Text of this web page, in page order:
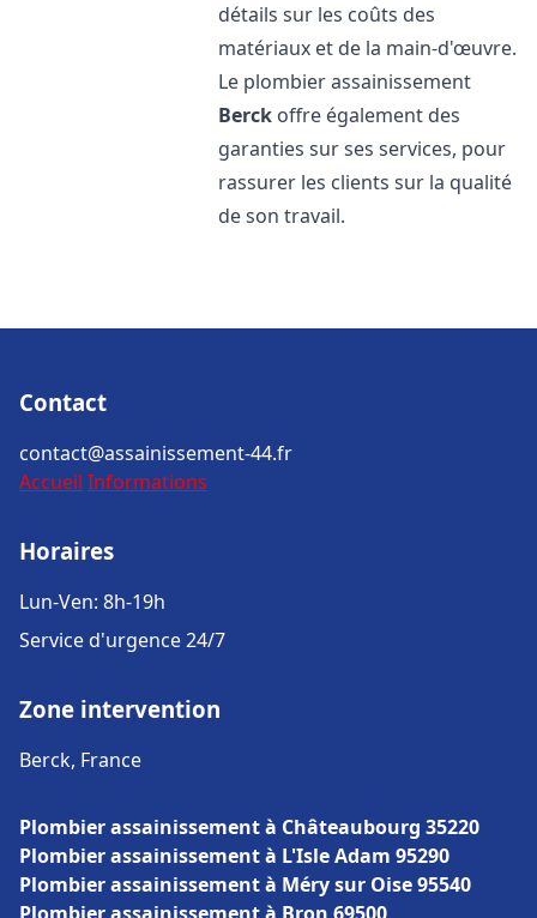
détails sur les coûts des
matériaux et de la main-d'œuvre.
Le plombier assainissement
Berck offre également des
garanties sur ses services, pour
rassurer les clients sur la qualité
de son travail.
Contact
contact@assainissement-44.fr
Accueil Informations
Horaires
Lun-Ven: 8h-19h
Service d'urgence 24/7
Zone intervention
Berck, France
Plombier assainissement à Châteaubourg 35220
Plombier assainissement à L'Isle Adam 95290
Plombier assainissement à Méry sur Oise 95540